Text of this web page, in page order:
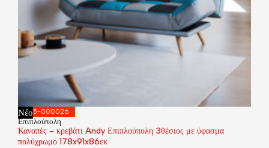
Νέο035-000026
Επιπλούπολη
Καναπές - κρεβάτι Andy Επιπλούπολη 3θέσιος με ύφασμα
πολύχρωμο 178x91x86εκ